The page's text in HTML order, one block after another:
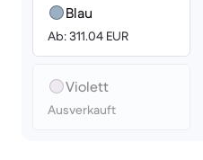
Blau
Ab: 311.04 EUR
Violett
Ausverkauft